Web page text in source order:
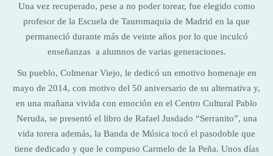
Una vez recuperado, pese a no poder torear, fue elegido como
profesor de la Escuela de Tauromaquia de Madrid en la que
permaneció durante más de veinte años por lo que inculcó
enseñanzas a alumnos de varias generaciones.
Su pueblo, Colmenar Viejo, le dedicó un emotivo homenaje en
mayo de 2014, con motivo del 50 aniversario de su alternativa y,
en una mañana vivida con emoción en el Centro Cultural Pablo
Neruda, se presentó el libro de Rafael Jusdado “Serranito”, una
vida torera además, la Banda de Música tocó el pasodoble que
tiene dedicado y que le compuso Carmelo de la Peña. Unos días